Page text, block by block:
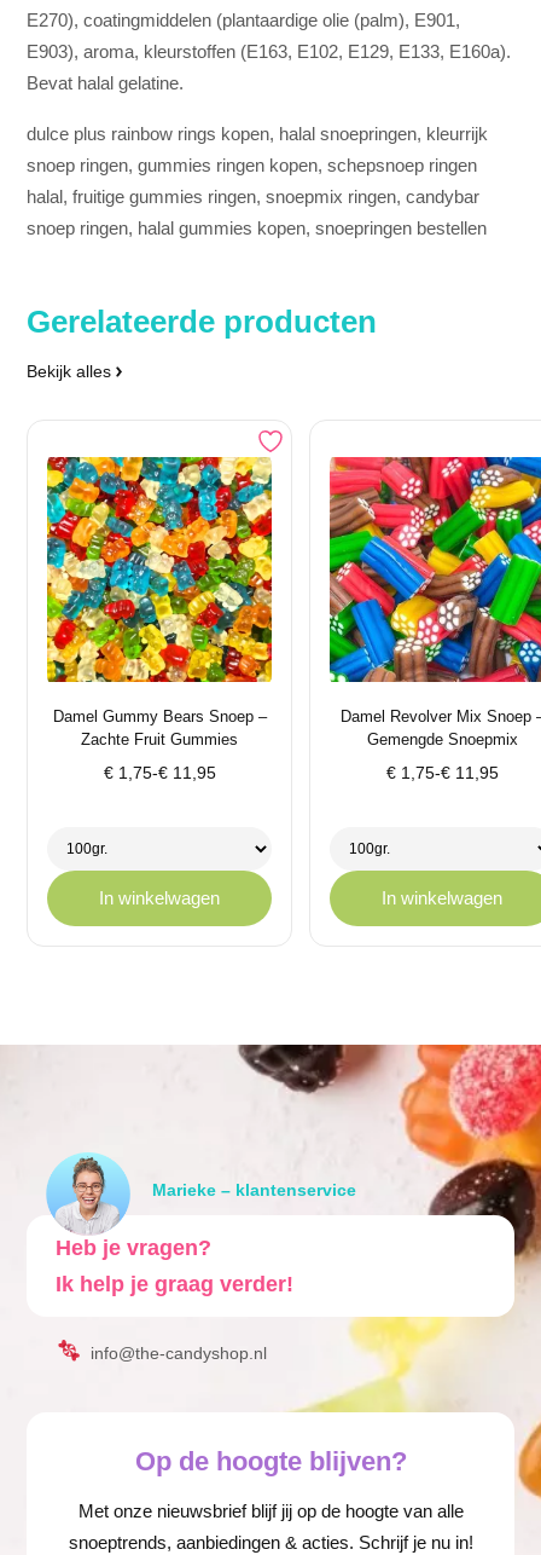
E270), coatingmiddelen (plantaardige olie (palm), E901,
E903), aroma, kleurstoffen (E163, E102, E129, E133, E160a).
Bevat halal gelatine.
dulce plus rainbow rings kopen, halal snoepringen, kleurrijk
snoep ringen, gummies ringen kopen, schepsnoep ringen
halal, fruitige gummies ringen, snoepmix ringen, candybar
snoep ringen, halal gummies kopen, snoepringen bestellen
Gerelateerde producten
Bekijk alles
Damel Gummy Bears Snoep –
Zachte Fruit Gummies
€1,75-€11,95
Prijsklasse:
€ 11,95
In winkelwagen
Damel Revolver Mix Snoep
Gemengde Snoepmix
€1,75-€11,95
Prijsklasse:
€ 11,95
In winkelwagen
Marieke – klantenservice
Heb je vragen?
Ik help je graag verder!
info@the-candyshop.nl
Op de hoogte blijven?
Met onze nieuwsbrief blijf jij op de hoogte van alle
snoeptrends, aanbiedingen & acties. Schrijf je nu in!